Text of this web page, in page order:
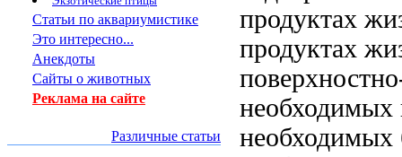
Статьи по аквариумистике
Это интересно...
Анекдоты
Сайты о животных
Реклама на сайте
Различные статьи
продуктах
продуктах
необходимых
необходимых